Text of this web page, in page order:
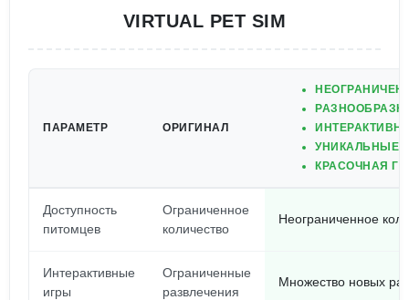
VIRTUAL PET SIM
ПАРАМЕТР ОРИГИНАЛ
УНИКАЛЬНЫЕ
КРАСОЧНАЯ
Доступность
питомцев
Ограниченное
количество
Неограниченное
Интерактивные
игры
Ограниченные
развлечения
Множество новых